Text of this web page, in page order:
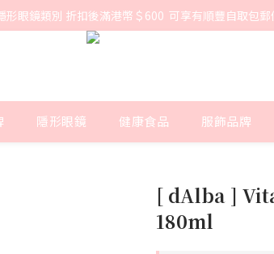
形眼鏡類別 折扣後滿港幣＄600  可享有順豐自取包郵
隱形眼鏡 健康食品 服飾品牌
[ dAlba ]
180ml